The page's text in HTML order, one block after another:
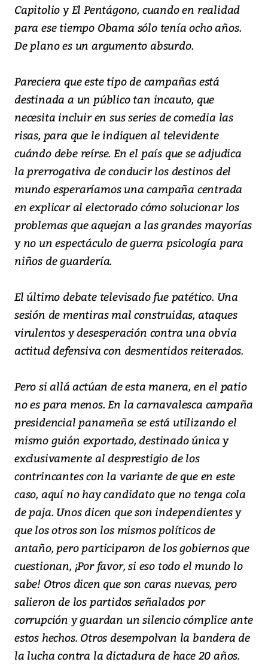
Capitolio y El Pentágono, cuando en realidad
para ese tiempo Obama sólo tenía ocho años.
De plano es un argumento absurdo.
Pareciera que este tipo de campañas está
destinada a un público tan incauto, que
necesita incluir en sus series de comedia las
risas, para que le indiquen al televidente
cuándo debe reírse. En el país que se adjudica
la prerrogativa de conducir los destinos del
mundo esperaríamos una campaña centrada
en explicar al electorado cómo solucionar los
problemas que aquejan a las grandes mayorías
y no un espectáculo de guerra psicología para
niños de guardería.
El último debate televisado fue patético. Una
sesión de mentiras mal construidas, ataques
virulentos y desesperación contra una obvia
actitud defensiva con desmentidos reiterados.
Pero si allá actúan de esta manera, en el patio
no es para menos. En la carnavalesca campaña
presidencial panameña se está utilizando el
mismo guión exportado, destinado única y
exclusivamente al desprestigio de los
contrincantes con la variante de que en este
caso, aquí no hay candidato que no tenga cola
de paja. Unos dicen que son independientes y
que los otros son los mismos políticos de
antaño, pero participaron de los gobiernos que
cuestionan, ¡Por favor, si eso todo el mundo lo
sabe! Otros dicen que son caras nuevas, pero
salieron de los partidos señalados por
corrupción y guardan un silencio cómplice ante
estos hechos. Otros desempolvan la bandera de
la lucha contra la dictadura de hace 20 años.